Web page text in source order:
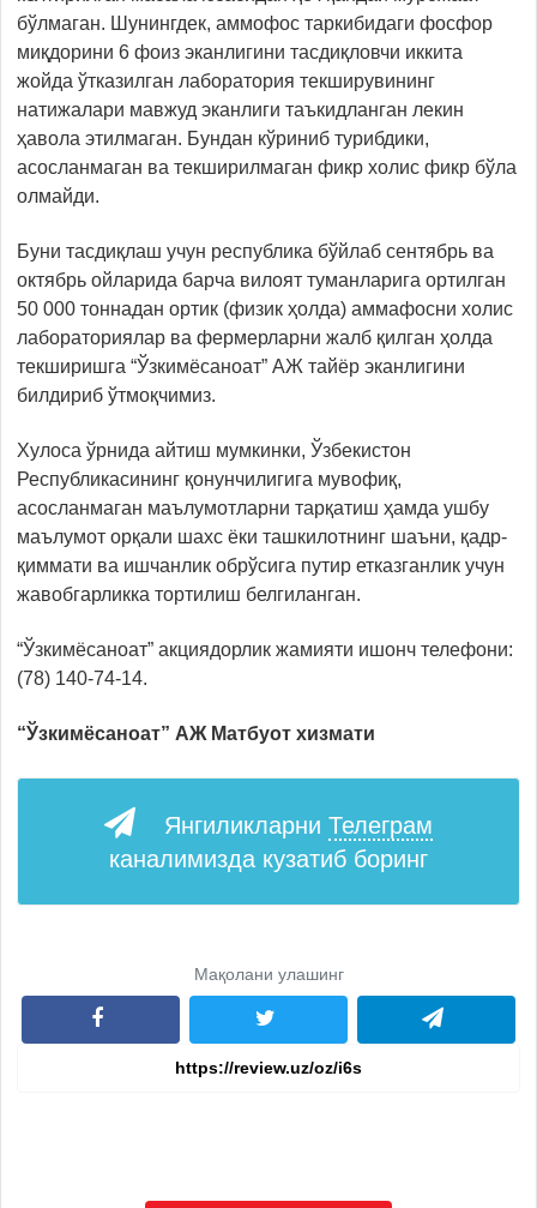
бўлмаган. Шунингдек, аммофос таркибидаги фосфор
миқдорини 6 фоиз эканлигини тасдиқловчи иккита
жойда ўтказилган лаборатория текширувининг
натижалари мавжуд эканлиги таъкидланган лекин
ҳавола этилмаган. Бундан кўриниб турибдики,
асосланмаган ва текширилмаган фикр холис фикр бўла
олмайди.
Буни тасдиқлаш учун республика бўйлаб сентябрь ва
октябрь ойларида барча вилоят туманларига ортилган
50 000 тоннадан ортик (физик ҳолда) аммафосни холис
лабораториялар ва фермерларни жалб қилган ҳолда
текширишга “Ўзкимёсаноат” АЖ тайёр эканлигини
билдириб ўтмоқчимиз.
Хулоса ўрнида айтиш мумкинки, Ўзбекистон
Республикасининг қонунчилигига мувофиқ,
асосланмаган маълумотларни тарқатиш ҳамда ушбу
маълумот орқали шахс ёки ташкилотнинг шаъни, қадр-
қиммати ва ишчанлик обрўсига путир етказганлик учун
жавобгарликка тортилиш белгиланган.
“Ўзкимёсаноат” акциядорлик жамияти ишонч телефони:
(78) 140-74-14.
“Ўзкимёсаноат” АЖ Матбуот хизмати
Янгиликларни Телеграм
каналимизда кузатиб боринг
Мақолани улашинг